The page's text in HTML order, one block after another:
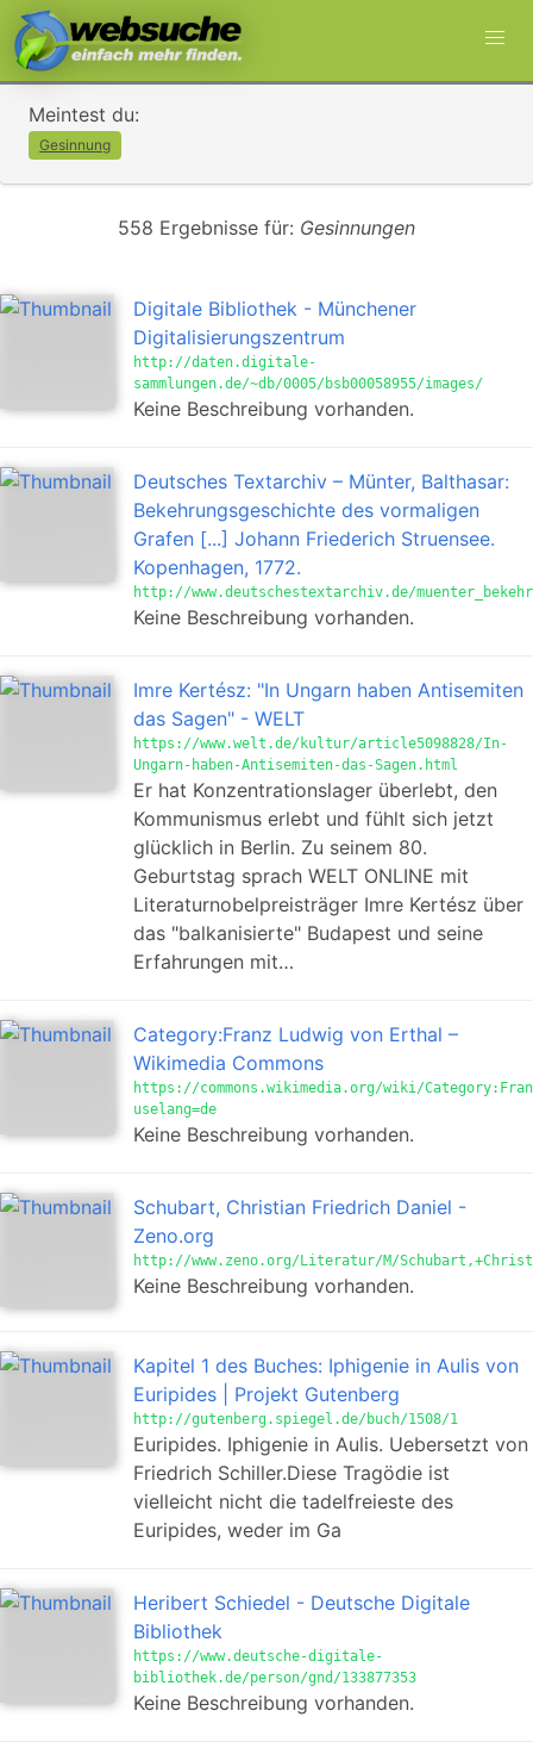
Meintest du:
Gesinnung
558 Ergebnisse für: Gesinnungen
Digitale Bibliothek - Münchener
Digitalisierungszentrum
http://daten.digitale-
sammlungen.de/~db/0005/bsb00058955/images/
Keine Beschreibung vorhanden.
Deutsches Textarchiv – Münter, Balthasar:
Bekehrungsgeschichte des vormaligen
Grafen [...] Johann Friederich Struensee.
Kopenhagen, 1772.
http://www.deutschestextarchiv.de/
Keine Beschreibung vorhanden.
Imre Kertész: "In Ungarn haben Antisemiten
das Sagen" - WELT
https://www.welt.de/kultur/article5098828/In-
Ungarn-haben-Antisemiten-das-Sagen.html
Er hat Konzentrationslager überlebt, den
Kommunismus erlebt und fühlt sich jetzt
glücklich in Berlin. Zu seinem 80.
Geburtstag sprach WELT ONLINE mit
Literaturnobelpreisträger Imre Kertész über
das "balkanisierte" Budapest und seine
Erfahrungen mit…
Category:Franz Ludwig von Erthal –
Wikimedia Commons
https://commons.wikimedia.org/wiki/
uselang=de
Keine Beschreibung vorhanden.
Schubart, Christian Friedrich Daniel -
Zeno.org
http://www.zeno.org/Literatur/M/
Keine Beschreibung vorhanden.
Kapitel 1 des Buches: Iphigenie in Aulis von
Euripides | Projekt Gutenberg
http://gutenberg.spiegel.de/buch/1508/1
Euripides. Iphigenie in Aulis. Uebersetzt von
Friedrich Schiller.Diese Tragödie ist
vielleicht nicht die tadelfreieste des
Euripides, weder im Ga
Heribert Schiedel - Deutsche Digitale
Bibliothek
https://www.deutsche-digitale-
bibliothek.de/person/gnd/133877353
Keine Beschreibung vorhanden.